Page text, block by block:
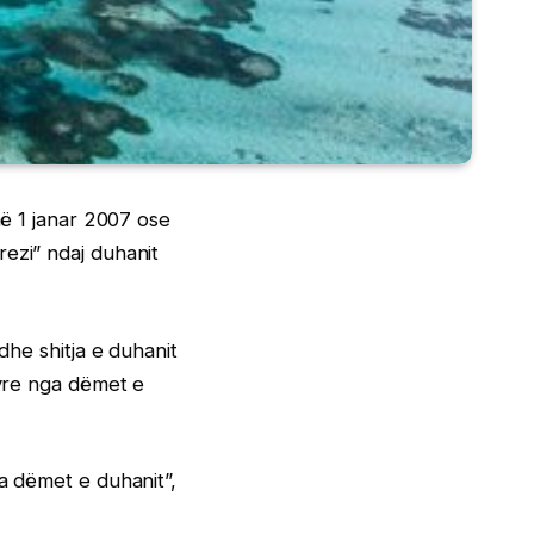
1 janar 2007 ose
ndaj duhanit
shitja e duhanit
nga dëmet e
dëmet e duhanit”,